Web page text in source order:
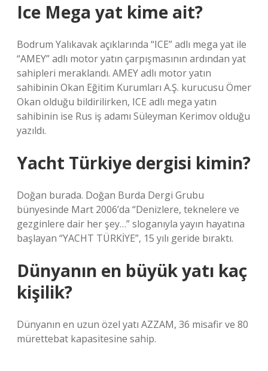
Ice Mega yat kime ait?
Bodrum Yalıkavak açıklarında “ICE” adlı mega yat ile
“AMEY” adlı motor yatın çarpışmasının ardından yat
sahipleri meraklandı. AMEY adlı motor yatın
sahibinin Okan Eğitim Kurumları A.Ş. kurucusu Ömer
Okan olduğu bildirilirken, ICE adlı mega yatın
sahibinin ise Rus iş adamı Süleyman Kerimov olduğu
yazıldı.
Yacht Türkiye dergisi kimin?
Doğan burada. Doğan Burda Dergi Grubu
bünyesinde Mart 2006’da “Denizlere, teknelere ve
gezginlere dair her şey…” sloganıyla yayın hayatına
başlayan “YACHT TÜRKİYE”, 15 yılı geride bıraktı.
Dünyanın en büyük yatı kaç
kişilik?
Dünyanın en uzun özel yatı AZZAM, 36 misafir ve 80
mürettebat kapasitesine sahip.